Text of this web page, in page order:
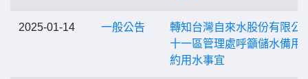
2025-01-14 一般公告
轉知台灣自來水股份有限公
十一區管理處呼籲儲水備用
約用水事宜